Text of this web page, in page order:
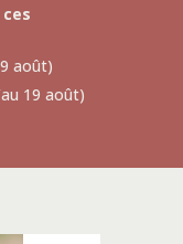
août)
19 août)